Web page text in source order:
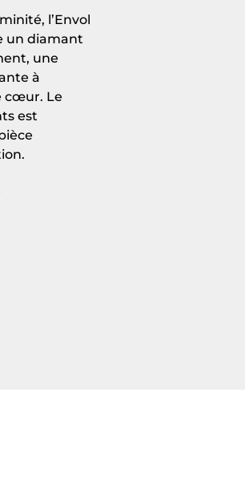
l’Envol
un diamant
une
à
cœur. Le
est